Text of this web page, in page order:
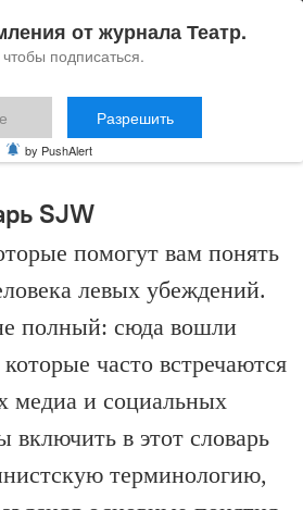
SJW
помогут вам понять
левых убеждений.
полный: сюда вошли
часто встречаются
медиа и социальных
включить в этот словарь
терминологию,
от журнала Театр.
подписаться.
Разрешить
by PushAlert